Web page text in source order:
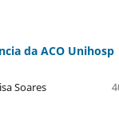
da ACO Unihosp
Soares